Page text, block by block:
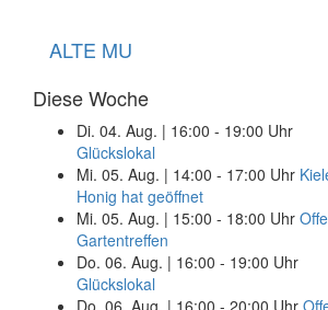
ALTE MU
Diese Woche
Di. 04. Aug. | 16:00 - 19:00 Uhr
Glückslokal
Mi. 05. Aug. | 14:00 - 17:00 Uhr
Honig hat geöffnet
Mi. 05. Aug. | 15:00 - 18:00 Uhr
Gartentreffen
Do. 06. Aug. | 16:00 - 19:00 Uhr
Glückslokal
Do. 06. Aug. | 16:00 - 20:00 Uhr